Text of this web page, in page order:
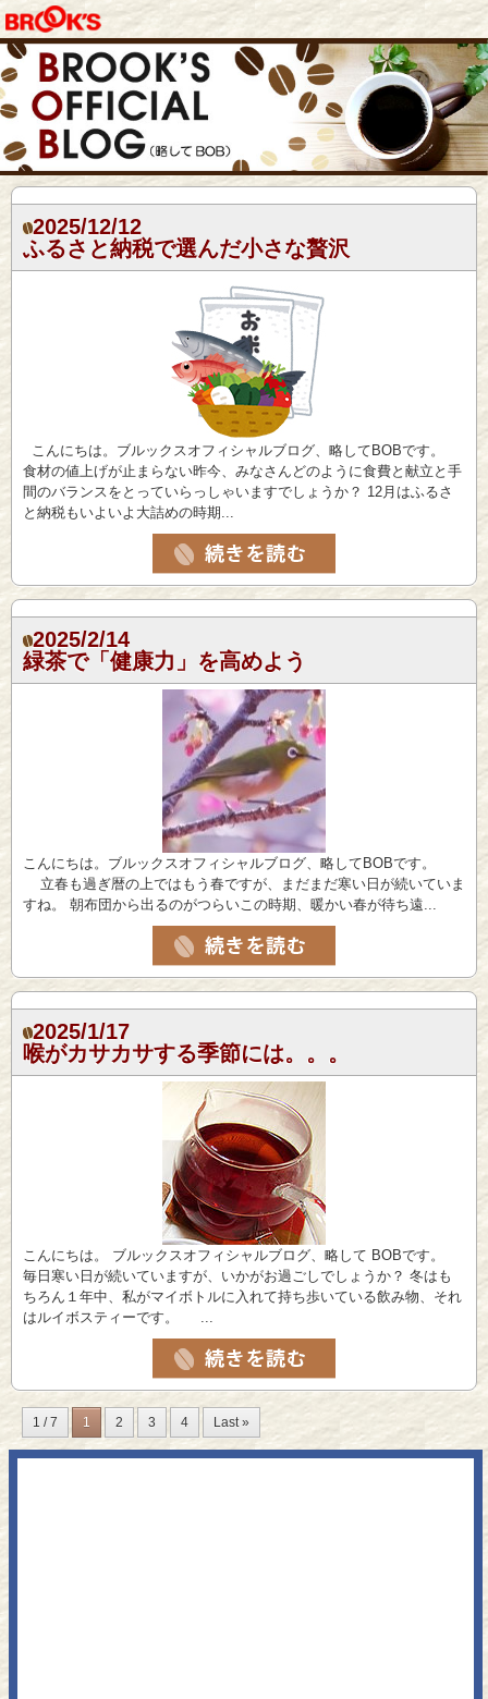
2025/12/12
ふるさと納税で選んだ小さな贅沢
こんにちは。ブルックスオフィシャルブログ、略してBOBです。
食材の値上げが止まらない昨今、みなさんどのように食費と献立と手
間のバランスをとっていらっしゃいますでしょうか？ 12月はふるさ
と納税もいよいよ大詰めの時期...
2025/2/14
緑茶で「健康力」を高めよう
こんにちは。ブルックスオフィシャルブログ、略してBOBです。
立春も過ぎ暦の上ではもう春ですが、まだまだ寒い日が続いていま
すね。 朝布団から出るのがつらいこの時期、暖かい春が待ち遠...
2025/1/17
喉がカサカサする季節には。。。
こんにちは。 ブルックスオフィシャルブログ、略して BOBです。
毎日寒い日が続いていますが、いかがお過ごしでしょうか？ 冬はも
ちろん１年中、私がマイボトルに入れて持ち歩いている飲み物、それ
はルイボスティーです。 ...
1 / 7 1 2 3 4 Last »